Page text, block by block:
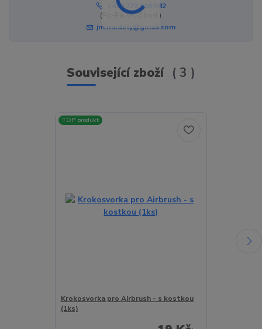
+420 773 998 582
(Po-Pá, 8-18 hod.)
jm.modely@gmail.com
Související zboží 3
TOP produkt
Krokosvorka pro Airbrush - s kostkou
(1ks)